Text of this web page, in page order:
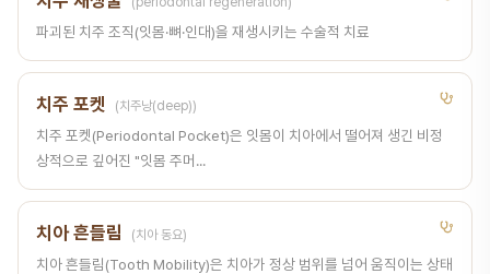
파괴된 치주 조직(잇몸·뼈·인대)을 재생시키는 수술적 치료
치주 포켓 (치주낭(deep))
치주 포켓(Periodontal Pocket)은 잇몸이 치아에서 떨어져 생긴 비정
상적으로 깊어진 "잇몸 주머...
치아 흔들림 (치아 동요)
치아 흔들림(Tooth Mobility)은 치아가 정상 범위를 넘어 움직이는 상태